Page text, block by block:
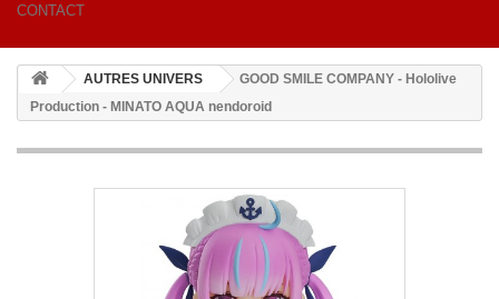
CONTACT
AUTRES UNIVERS
GOOD SMILE COMPANY - Hololive
Production - MINATO AQUA nendoroid